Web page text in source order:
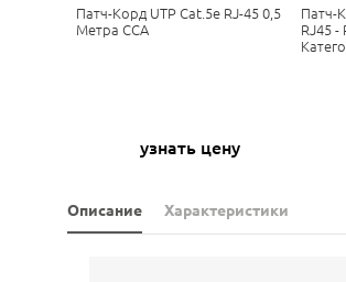
Патч-Корд UTP Cat.5e RJ-45 0,5
Метра CCA
узнать цену
Патч-
RJ45 -
Описание Характеристики